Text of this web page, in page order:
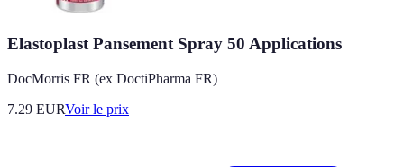
Elastoplast Pansement Spray 50 Applications
DocMorris FR (ex DoctiPharma FR)
7.29 EURVoir le prix